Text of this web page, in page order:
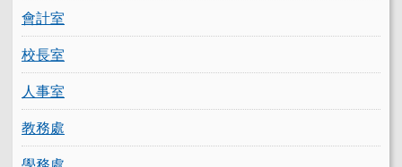
會計室
校長室
人事室
教務處